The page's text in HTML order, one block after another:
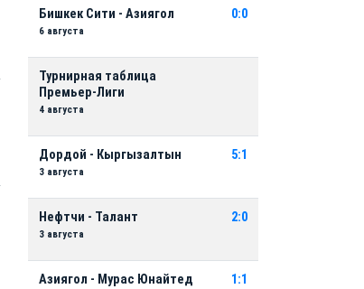
Бишкек Сити - Азиягол
6 августа
0:0
Турнирная таблица
Премьер-Лиги
4 августа
Дордой - Кыргызалтын
3 августа
5:1
Нефтчи - Талант
3 августа
2:0
Азиягол - Мурас Юнайтед 1:1